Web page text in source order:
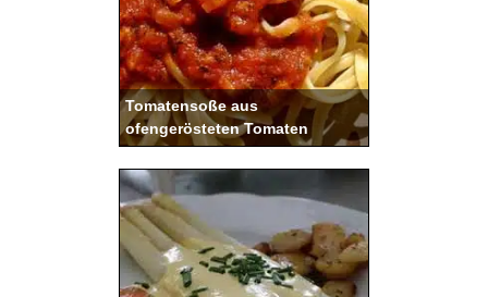
Tomatensoße aus
ofengerösteten Tomaten